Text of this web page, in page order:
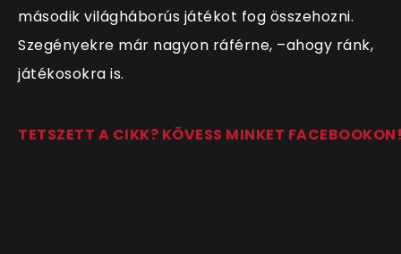
második világháborús játékot fog összehozni.
Szegényekre már nagyon ráférne, –ahogy ránk,
játékosokra is.
TETSZETT A CIKK? KÖVESS MINKET